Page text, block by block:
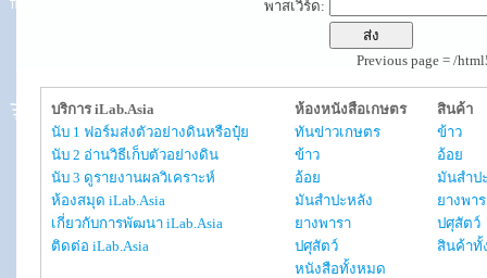
พาสเวิร์ด:
Previous page = /
บริการ iLab.Asia
นับ 1 ฟอร์มส่งตัวอย่างดินหรือปุ๋ย
นับ 2 อ่านวิธีเก็บตัวอย่างดิน
นับ 3 ดูรายงานผลวิเคราะห์
ห้องสมุด iLab.Asia
เกี่ยวกับการพัฒนา iLab.Asia
ติดต่อ iLab.Asia
ห้องหนังสือเกษตร
ทันข่าวเกษตร
ข้าว
อ้อย
มันสำปะหลัง
ยางพารา
ปศุสัตว์
หนังสือทั้งหมด
สินค้า
ข้าว
อ้อย
มันสำป
ยางพา
ปศุสัตว์
สินค้าทั้